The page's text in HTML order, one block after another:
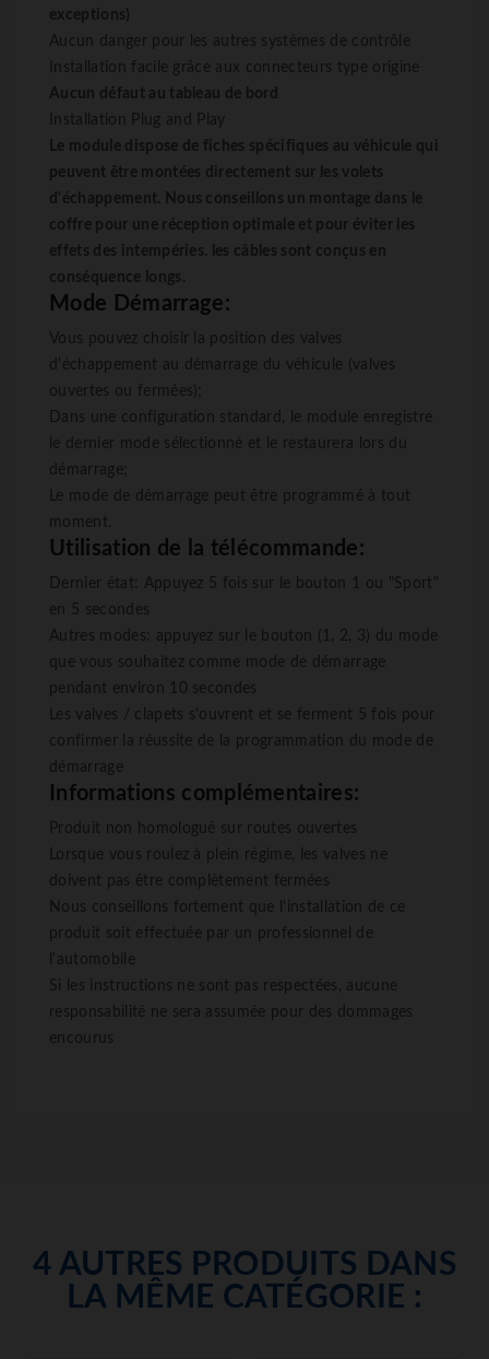
exceptions)
Aucun danger pour les autres systèmes de contrôle
Installation facile grâce aux connecteurs type origine
Aucun défaut au tableau de bord
Installation
Plug and
Play
Le module dispose de fiches spécifiques au véhicule qui
peuvent être montées directement sur les volets
d'échappement. Nous conseillons un montage dans le
coffre pour une réception optimale et pour éviter les
effets des intempéries. les câbles sont conçus en
conséquence longs.
Mode Démarrage:
Vous pouvez choisir la position des valves
d'échappement au démarrage du véhicule (valves
ouvertes ou fermées);
Dans une configuration standard, le module enregistre
le dernier mode sélectionné et le restaurera lors du
démarrage;
Le mode de démarrage peut être programmé à tout
moment.
Utilisation de la télécommande:
Dernier état: Appuyez 5 fois sur le bouton 1 ou "Sport"
en 5 secondes
Autres modes: appuyez sur le bouton (1, 2, 3) du mode
que vous souhaitez comme mode de démarrage
pendant environ 10 secondes
Les valves / clapets s'ouvrent et se ferment 5 fois pour
confirmer la réussite de la programmation du mode de
démarrage
Informations complémentaires:
Produit non homologué sur routes ouvertes
Lorsque vous roulez à plein régime, les valves ne
doivent pas être complètement fermées
Nous conseillons fortement que l'installation de ce
produit soit effectuée par un professionnel de
l'automobile
Si les instructions ne sont pas respectées, aucune
responsabilité ne sera assumée pour des dommages
encourus
4 AUTRES PRODUITS DANS
LA MÊME CATÉGORIE :